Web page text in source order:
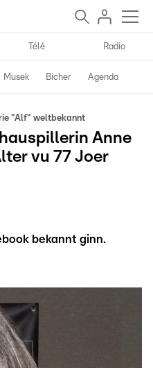
Télé Radio
Musek Bicher Agenda
"Alf" weltbekannt
Anne
vu 77 Joer
bekannt ginn.